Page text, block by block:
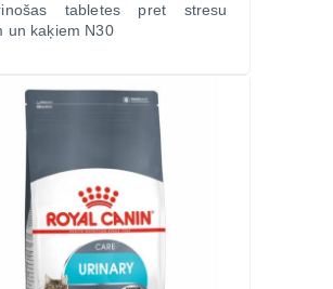
tabletes pret stresu
un kaķiem N30